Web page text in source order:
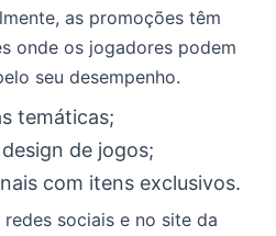
as promoções têm
onde os jogadores podem
seu desempenho.
temáticas;
de jogos;
com itens exclusivos.
sociais e no site da